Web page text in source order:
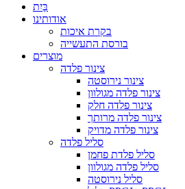
בַּיִת
אודותינו
בקרת איכות
בורסת התעשייה
מוצרים
צינור פלדה
צינור נירוסטה
צינור פלדה מגולוון
צינור פלדה חלק
צינור פלדה מרותך
צינור פלדה מדויק
סליל פלדה
סליל פלדת פחמן
סליל פלדה מגולוון
סליל נירוסטה